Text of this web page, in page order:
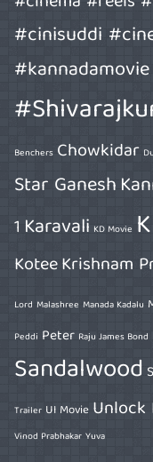
#cinisuddi
#kannadamovie
Benchers Chowkidar
Star Ganesh
1 Karavali KD Movie
KoteeKrishnam
Lord Malashree Manada Kadalu
Peddi Peter Raju James Bond
Sandalwood
Trailer UI Movie Unlock
Vinod Prabhakar Yuva